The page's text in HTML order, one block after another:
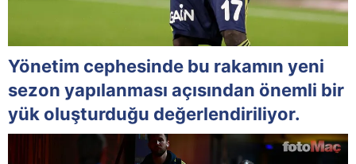
Yönetim cephesinde bu rakamın yeni
sezon yapılanması açısından önemli bir
yük oluşturduğu değerlendiriliyor.